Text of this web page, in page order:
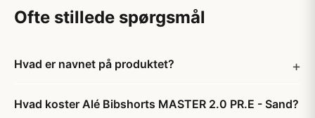
Ofte stillede spørgsmål
Hvad er navnet på produktet?
Hvad koster Alé Bibshorts MASTER 2.0 PR.E - Sand?